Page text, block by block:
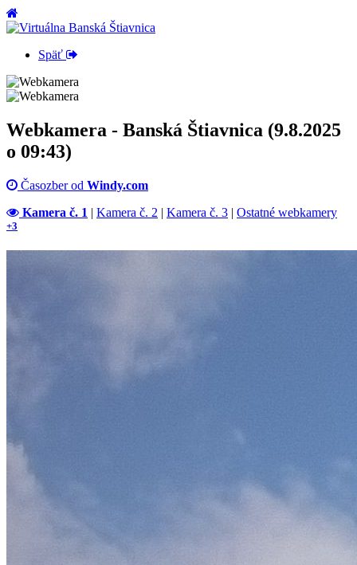
Späť
Webkamera - Banská Štiavnica (9.8.2025
o 09:43)
Časozber od Windy.com
Kamera č. 1 | Kamera č. 2 | Kamera č. 3 | Ostatné webkamery
+3